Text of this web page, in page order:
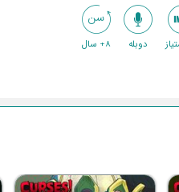
دوبله 8+ سال